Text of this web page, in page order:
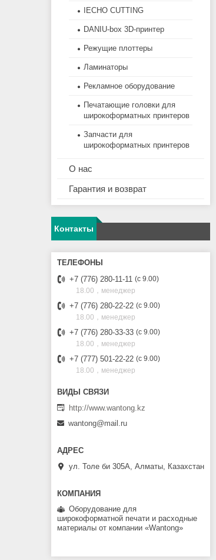
IECHO CUTTING
DANIU-box 3D-принтер
Режущие плоттеры
Ламинаторы
Рекламное оборудование
Печатающие головки для
широкоформатных принтеров
Запчасти для
широкоформатных принтеров
О нас
Гарантия и возврат
Контакты
+7 (776) 280-11-11 с 9.00
18.00，менеджер
+7 (776) 280-22-22 с 9.00
18.00，менеджер
+7 (776) 280-33-33 с 9.00
18.00，менеджер
+7 (777) 501-22-22 с 9.00
18.00，менеджер
http://www.wantong.kz
wantong@mail.ru
ул. Толе би 305А, Алматы, Казахстан
Оборудование для
широкоформатной печати и расходные
материалы от компании «Wantong»